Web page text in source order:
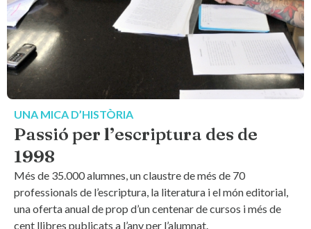
UNA MICA D’HISTÒRIA
Passió per l’escriptura des de
1998
Més de 35.000 alumnes, un claustre de més de 70
professionals de l’escriptura, la literatura i el món editorial,
una oferta anual de prop d’un centenar de cursos i més de
cent llibres publicats a l’any per l’alumnat.